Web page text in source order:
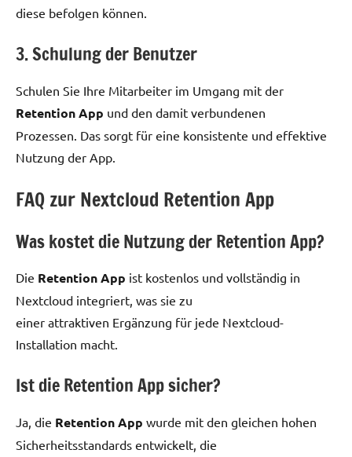
diese befolgen können.
3. Schulung der Benutzer
Schulen Sie Ihre Mitarbeiter im Umgang mit der
Retention App und den damit verbundenen
Prozessen. Das sorgt für eine konsistente und effektive
Nutzung der App.
FAQ zur Nextcloud Retention App
Was kostet die Nutzung der Retention App?
Die Retention App ist kostenlos und vollständig in
Nextcloud integriert, was sie zu
einer attraktiven Ergänzung für jede Nextcloud-
Installation macht.
Ist die Retention App sicher?
Ja, die Retention App wurde mit den gleichen hohen
Sicherheitsstandards entwickelt, die